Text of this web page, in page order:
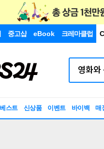
중고샵 eBook 크레마클럽
베스트 신상품 이벤트 바이백 매